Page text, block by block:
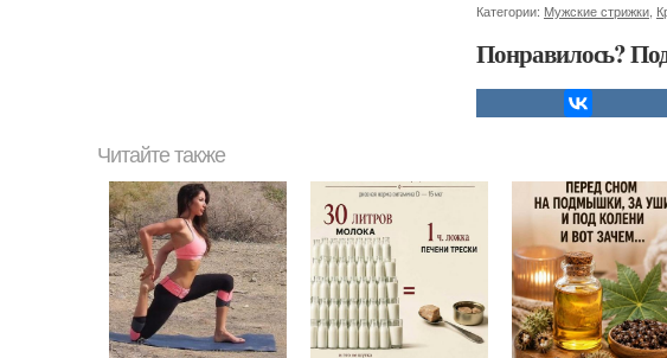
Категории: Мужские стрижки
Понравилось?
Читайте также